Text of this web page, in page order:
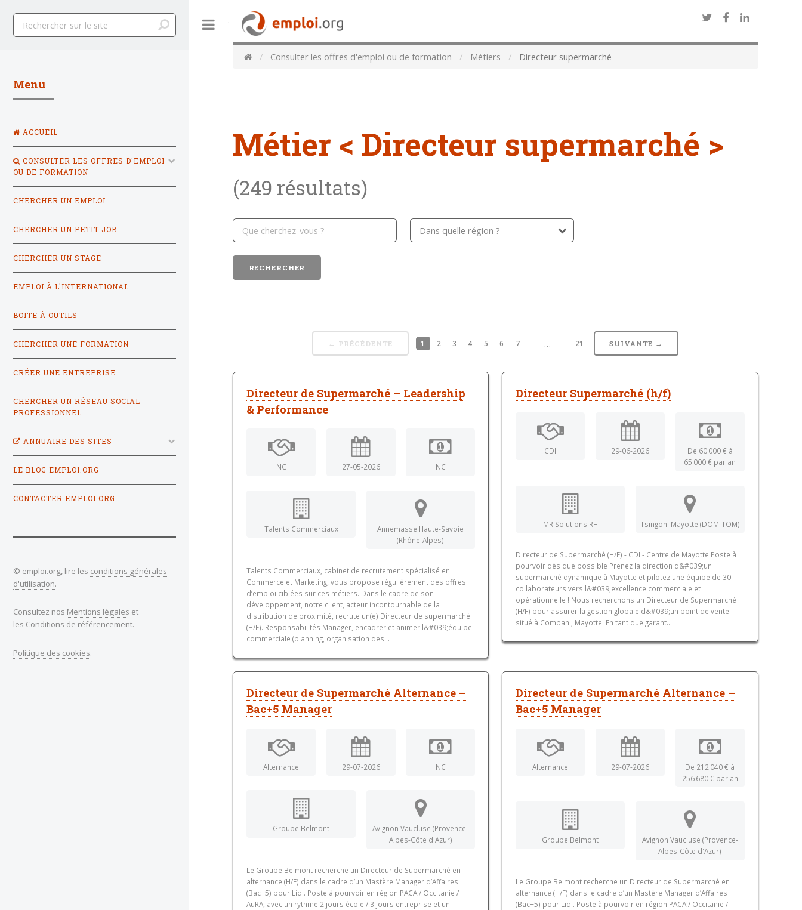
Consulter les offres d'emploi ou de formation Métiers Directeur supermarché
Métier < Directeur supermarché >
(249 résultats)
← PRÉCÉDENTE 1 2 3 4 5 6 7 … 21 SUIVANTE →
Directeur de Supermarché – Leadership
& Performance
NC 27-05-2026 NC
Talents Commerciaux
Annemasse Haute-Savoie
(Rhône-Alpes)
Talents Commerciaux, cabinet de recrutement spécialisé en
Commerce et Marketing, vous propose régulièrement des offres
d’emploi ciblées sur ces métiers. Dans le cadre de son
développement, notre client, acteur incontournable de la
distribution de proximité, recrute un(e) Directeur de supermarché
(H/F). Responsabilités Manager, encadrer et animer l&#039;équipe
commerciale (planning, organisation des...
Directeur Supermarché (h/f)
CDI 29-06-2026
De 60 000 € à
65 000 € par an
MR Solutions RH Tsingoni Mayotte (DOM-TOM)
Directeur de Supermarché (H/F) - CDI - Centre de Mayotte Poste à
pourvoir dès que possible Prenez la direction d&#039;un
supermarché dynamique à Mayotte et pilotez une équipe de 30
collaborateurs vers l&#039;excellence commerciale et
opérationnelle ! Nous recherchons un Directeur de Supermarché
(H/F) pour assurer la gestion globale d&#039;un point de vente
situé à Combani, Mayotte. En tant que garant...
Directeur de Supermarché Alternance –
Bac+5 Manager
Alternance 29-07-2026 NC
Groupe Belmont
Avignon Vaucluse (Provence-
Alpes-Côte d'Azur)
Le Groupe Belmont recherche un Directeur de Supermarché en
alternance (H/F) dans le cadre d’un Mastère Manager d’Affaires
(Bac+5) pour Lidl. Poste à pourvoir en région PACA / Occitanie /
AuRA, avec un rythme 2 jours école / 3 jours entreprise et un
Directeur de Supermarché Alternance –
Bac+5 Manager
Alternance 29-07-2026
De 212 040 € à
256 680 € par an
Groupe Belmont
Avignon Vaucluse (Provence-
Alpes-Côte d'Azur)
Le Groupe Belmont recherche un Directeur de Supermarché en
alternance (H/F) dans le cadre d’un Mastère Manager d’Affaires
(Bac+5) pour Lidl. Poste à pourvoir en région PACA / Occitanie /
Menu
ACCUEIL
CONSULTER LES OFFRES D'EMPLOI
OU DE FORMATION
CHERCHER UN EMPLOI
CHERCHER UN PETIT JOB
CHERCHER UN STAGE
EMPLOI À L'INTERNATIONAL
BOITE À OUTILS
CHERCHER UNE FORMATION
CRÉER UNE ENTREPRISE
CHERCHER UN RÉSEAU SOCIAL
PROFESSIONNEL
ANNUAIRE DES SITES
LE BLOG EMPLOI.ORG
CONTACTER EMPLOI.ORG
© emploi.org, lire les conditions générales
d'utilisation.
Consultez nos Mentions légales et
les Conditions de référencement.
Politique des cookies.
Toggle